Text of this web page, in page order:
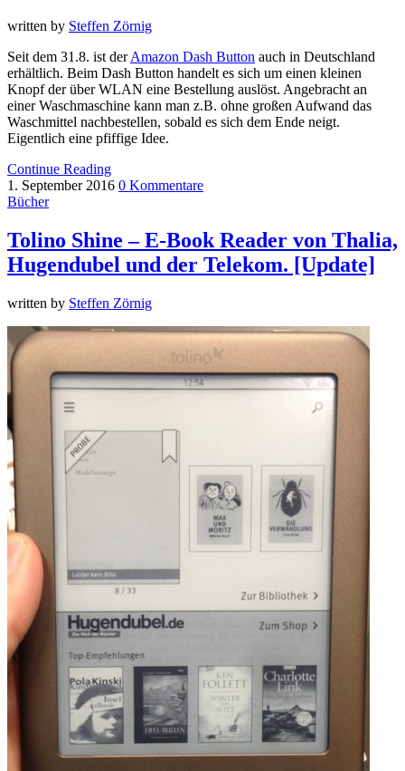
written by Steffen Zörnig
Seit dem 31.8. ist derAmazon Dash Button auch in Deutschland
erhältlich. Beim Dash Button handelt es sich um einen kleinen
Knopf der über WLAN eine Bestellung auslöst. Angebracht an
einer Waschmaschine kann man z.B. ohne großen Aufwand das
Waschmittel nachbestellen, sobald es sich dem Ende neigt.
Eigentlich eine pfiffige Idee.
Continue Reading
1. September 2016 0 Kommentare
Bücher
Tolino Shine – E-Book Reader von Thalia,
Hugendubel und der Telekom. [Update]
written by Steffen Zörnig